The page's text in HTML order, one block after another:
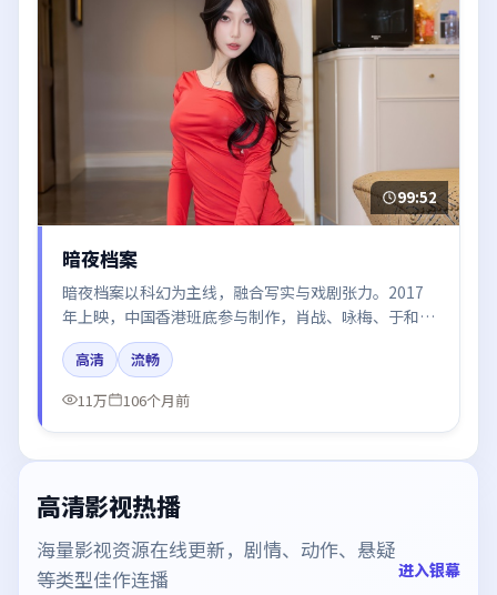
99:52
暗夜档案
暗夜档案以科幻为主线，融合写实与戏剧张力。2017
年上映，中国香港班底参与制作，肖战、咏梅、于和伟
在片中呈现细腻表演，影像风格统一，配乐与剪辑强化
了情绪曲线。
高清
流畅
11万
106个月前
高清影视热播
海量影视资源在线更新，剧情、动作、悬疑
等类型佳作连播
进入银幕